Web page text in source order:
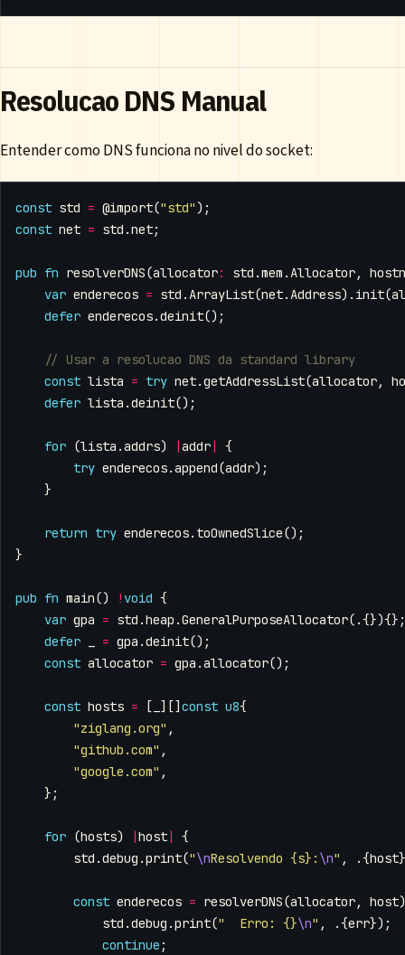
Resolucao DNS Manual
Entender como DNS funciona no nivel do socket:
const std = @import("std" );
const net = std .net;
pub fn resolverDNS(allocator: std .mem .Allocator,
var enderecos = std .ArrayList(net.Address). init(
defer enderecos.deinit();
const lista = try net.getAddressList(allocator,
defer lista .deinit();
for (lista .addrs) addr
{
try enderecos.append(addr);
}
return try enderecos. toOwnedSlice();
}
pub fn main() ! void {
var gpa = std .heap .GeneralPurposeAllocator(.{}){};
defer
= gpa .deinit();
const allocator = gpa .allocator();
const hosts = [ ][] const u8{
"ziglang.org" ,
"github.com" ,
"google.com" ,
};
for (hosts) host
{
std .debug .print("\nResolvendo {s}: \n" , .{host
const enderecos = resolverDNS(allocator, host)
std .debug .print("  Erro: {}\n" , .{err});
continue ;